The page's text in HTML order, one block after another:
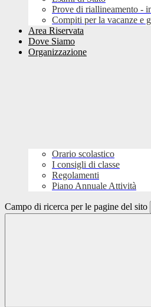
Prove di riallineamento -
Compiti per la vacanze e
Area Riservata
Dove Siamo
Organizzazione
Orario scolastico
I consigli di classe
Regolamenti
Piano Annuale Attività
Campo di ricerca per le pagine del sito